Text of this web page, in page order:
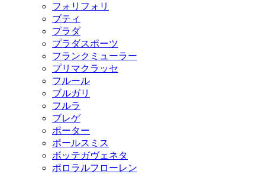
フォリフォリ
ブティ
プラダ
プラダスポーツ
フランクミューラー
プリマクラッセ
フルール
ブルガリ
フルラ
ブレゲ
ポーター
ポールスミス
ボッテガヴェネタ
ポロラルフローレン